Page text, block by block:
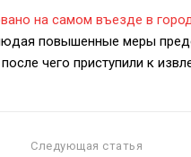
на самом въезде в
повышенные меры
чего приступили к
Следующая статья